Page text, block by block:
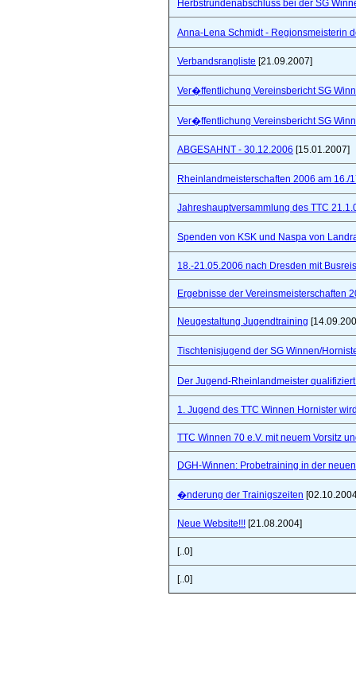
Herbstrundenabschluss bei der SG
Anna-Lena Schmidt - Regionsmeisterin
Verbandsrangliste [21.09.2007]
Ver�ffentlichung Vereinsbericht SG
Ver�ffentlichung Vereinsbericht SG
ABGESAHNT - 30.12.2006 [15.01.2007]
Rheinlandmeisterschaften 2006 am
Jahreshauptversammlung des TTC
Spenden von KSK und Naspa von
18.-21.05.2006 nach Dresden mit
Ergebnisse der Vereinsmeisterschaften
Neugestaltung Jugendtraining
Tischtenisjugend der SG Winnen/
Der Jugend-Rheinlandmeister
1. Jugend des TTC Winnen Hornister
TTC Winnen 70 e.V. mit neuem Vorsitz
DGH-Winnen: Probetraining in der
�nderung der Trainigszeiten
Neue Website!!! [21.08.2004]
[..0]
[..0]